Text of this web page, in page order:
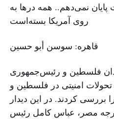
پایان نمی‌دهم.. همه درها به
روی آمریکا بسته‌است
قاهره: سوسن أبو حسین
فلسطین و رئیس‌جمهوری
امنیتی در فلسطین و
بررسی کردند. در این دیدار
مصر، عباس کامل رئیس